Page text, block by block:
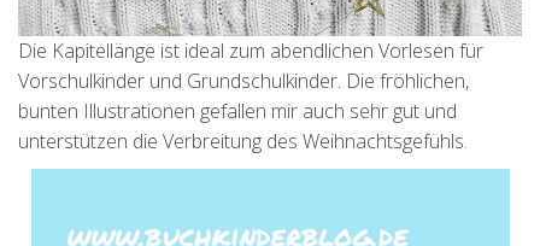
Die Kapitellänge ist ideal zum abendlichen Vorlesen für
Vorschulkinder und Grundschulkinder. Die fröhlichen,
bunten Illustrationen gefallen mir auch sehr gut und
unterstützen die Verbreitung des Weihnachtsgefühls.